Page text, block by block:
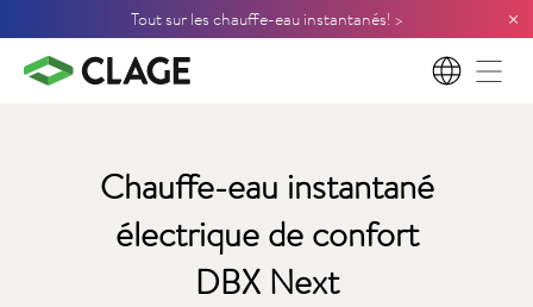
Tout sur les chauffe-eau instantanés! > ×
FR
Chauffe-eau instantané
électrique de confort
DBX Next